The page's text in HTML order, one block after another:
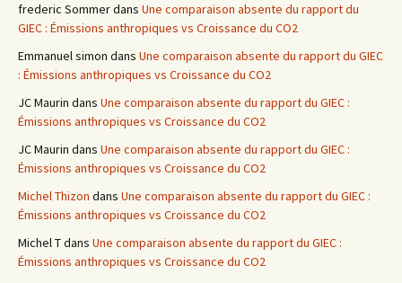
frederic Sommerdans Une comparaison absente du rapport du
GIEC : Émissions anthropiques vs Croissance du CO2
Emmanuel simon dans Une comparaison absente du rapport du GIEC
: Émissions anthropiques vs Croissance du CO2
JC Maurin dans Une comparaison absente du rapport du GIEC :
Émissions anthropiques vs Croissance du CO2
JC Maurin dans Une comparaison absente du rapport du GIEC :
Émissions anthropiques vs Croissance du CO2
Michel Thizon dans Une comparaison absente du rapport du GIEC :
Émissions anthropiques vs Croissance du CO2
Michel Tdans Une comparaison absente du rapport du GIEC :
Émissions anthropiques vs Croissance du CO2